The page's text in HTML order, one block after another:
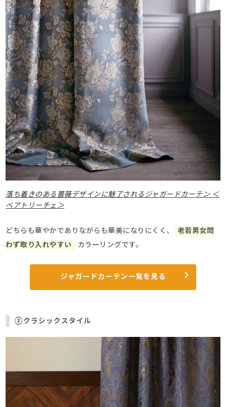
落ち着きのある薔薇デザインに魅了されるジャガードカーテン ＜
ベアトリーチェ＞
どちらも華やかでありながらも華美になりにくく、
老若男女問
わず取り入れやすい
カラーリングです。
ジャガードカーテン一覧を見る
②クラシックスタイル